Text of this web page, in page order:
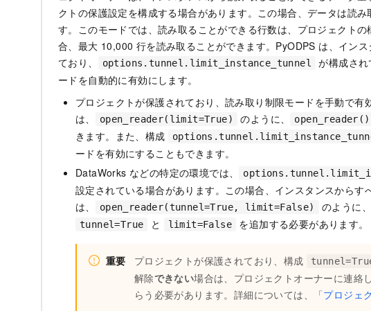
クトの保護設定を構成する場合があります。この場合、データは読
す。このモードでは、読み取ることができる行数は、プロジェクト
合、最大 10,000 行を読み取ることができます。PyODPS は、イン
ており、
options.tunnel.limit_instance_tunnel
が構成さ
ードを自動的に有効にします。
プロジェクトが保護されており、読み取り制限モードを手動で有
は、
open_reader(limit=True) のように、 open_reader()
きます。また、構成
ードを有効にすることもできます。
DataWorks などの特定の環境では、
設定されている場合があります。この場合、インスタンスからす
は、
open_reader(tunnel=True, limit=False) のように、
tunnel=True と limit=False を追加する必要があります。
重要 プロジェクトが保護されており、構成
解除できない場合は、プロジェクトオーナーに連絡
らう必要があります。詳細については、「プロジェ